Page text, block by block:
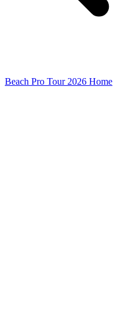
Beach Pro Tour 2026 Home